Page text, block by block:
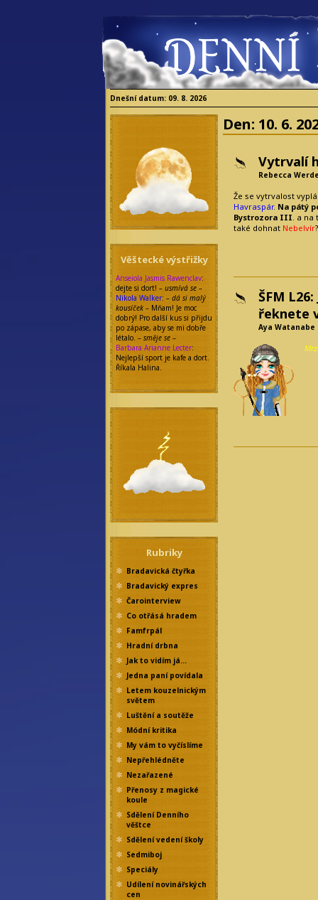
Dnešní datum: 09. 8. 2026
Věštecké výstřižky
Anseiola Jasmis Rawenclav:
dejte si dort! – usmívá se –
Nikola Walker: – dá si malý
kousíček – Mňam! Je moc
dobrý! Pro další kus si přijdu
po zápase, aby se mi dobře
létalo. – směje se –
Barbara Arianne Lecter:
Nejlepší sport je kafe a dort.
Říkala Halina.
Rubriky
Bradavická čtyřka
Bradavický expres
Čarointerview
Co otřásá hradem
Famfrpál
Hradní drbna
Jak to vidím já…
Jedna paní povídala
Letem kouzelnickým
světem
Luštění a soutěže
Módní kritika
My vám to vyčíslíme
Nepřehlédněte
Nezařazené
Přenosy z magické
koule
Sdělení Denního
věštce
Sdělení vedení školy
Sedmiboj
Speciály
Udílení novinářských
cen
Den: 10. 6.
Vytrvalí
Rebecca
Že se vytrvalost
Havraspár. Na pátý
Bystrozora III. a na
také dohnat Nebelvír?
ŠFM
řeknete
Aya Watanabe